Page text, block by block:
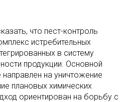
что пест-контроль
истребительных
в систему
продукции. Основной
на уничтожение
плановых химических
ориентирован на борьбу с